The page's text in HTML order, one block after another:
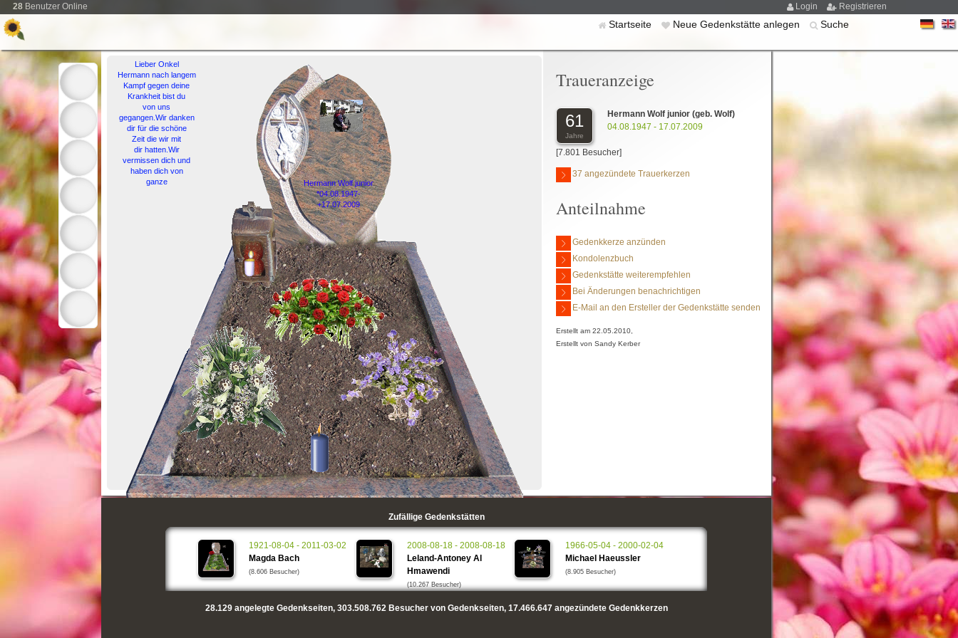
28 Benutzer Online Login Registrieren
Startseite Neue Gedenkstätte anlegen Suche
Hermann Wolf junior
*04.08.1947-
+17.07.2009
Lieber Onkel
Hermann nach langem
Kampf gegen deine
Krankheit bist du
von uns
gegangen.Wir danken
dir für die schöne
Zeit die wir mit
dir hatten.Wir
vermissen dich und
haben dich von
ganze
Traueranzeige
61
Jahre
Hermann Wolf junior (geb. Wolf)
04.08.1947 - 17.07.2009
[7.801 Besucher]
37 angezündete Trauerkerzen
Anteilnahme
Gedenkkerze anzünden
Kondolenzbuch
Gedenkstätte weiterempfehlen
Bei Änderungen benachrichtigen
E-Mail an den Ersteller der Gedenkstätte senden
Erstellt am 22.05.2010,
Erstellt von Sandy Kerber
Zufällige Gedenkstätten
1921-08-04 - 2011-03-02
Magda Bach
(8.606 Besucher)
2008-08-18 - 2008-08-18
Leland-Antoney Al
Hmawendi
(10.267 Besucher)
1966-05-04 - 2000-02-04
Michael Haeussler
(8.905 Besucher)
28.129angelegte Gedenkseiten, 303.508.762Besucher von Gedenkseiten, 17.466.647angezündete Gedenkkerzen